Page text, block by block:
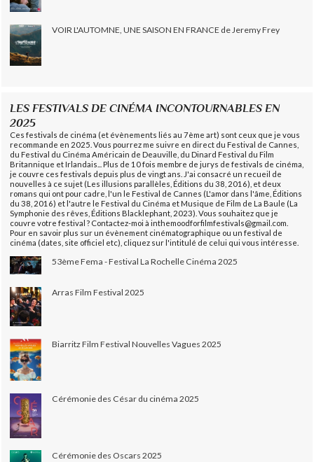
VOIR L'AUTOMNE, UNE SAISON EN FRANCE de Jeremy Frey
LES FESTIVALS DE CINÉMA INCONTOURNABLES EN
2025
Ces festivals de cinéma (et évènements liés au 7ème art) sont ceux que je vous
recommande en 2025. Vous pourrez me suivre en direct du Festival de Cannes,
du Festival du Cinéma Américain de Deauville, du Dinard Festival du Film
Britannique et Irlandais... Plus de 10 fois membre de jurys de festivals de cinéma,
je couvre ces festivals depuis plus de vingt ans. J'ai consacré un recueil de
nouvelles à ce sujet (Les illusions parallèles, Éditions du 38, 2016), et deux
romans qui ont pour cadre, l'un le Festival de Cannes (L'amor dans l'âme, Éditions
du 38, 2016) et l'autre le Festival du Cinéma et Musique de Film de La Baule (La
Symphonie des rêves, Éditions Blacklephant, 2023). Vous souhaitez que je
couvre votre festival ? Contactez-moi à inthemoodforfilmfestivals@gmail.com.
Pour en savoir plus sur un évènement cinématographique ou un festival de
cinéma (dates, site officiel etc), cliquez sur l'intitulé de celui qui vous intéresse.
53ème Fema - Festival La Rochelle Cinéma 2025
Arras Film Festival 2025
Biarritz Film Festival Nouvelles Vagues 2025
Cérémonie des César du cinéma 2025
Cérémonie des Oscars 2025